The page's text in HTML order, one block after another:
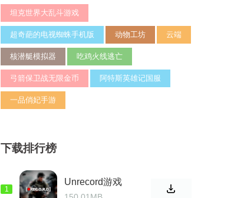
坦克世界大乱斗游戏
超奇葩的电视蜘蛛手机版 动物工坊 云端
核潜艇模拟器 吃鸡火线逃亡
弓箭保卫战无限金币 阿特斯英雄记国服
一品俏妃手游
下载排行榜
1
Unrecord游戏